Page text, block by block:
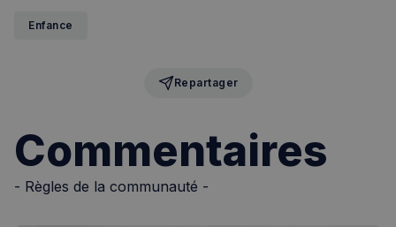
Enfance
Repartager
Commentaires
- Règles de la communauté -